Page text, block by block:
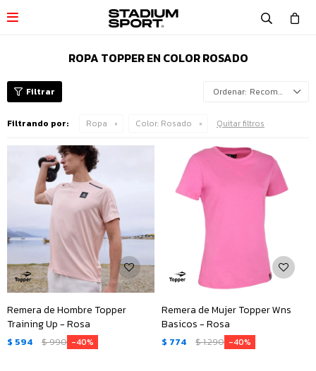

ROPA TOPPER EN COLOR ROSADO
Recomendados
Filtrando por: Ropa Color: Rosado Quitar filtros
Remera de Hombre Topper
Training Up - Rosa
$ 594 $990 40
Remera de Mujer Topper Wns
Basicos - Rosa
$ 774 $1.290 40